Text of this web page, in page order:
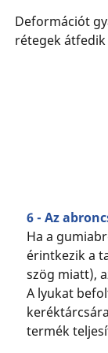
Deformációt
rétegek átfedik
6 - Az
Ha a
érintkezik a
szög miatt),
A lyukat
termék